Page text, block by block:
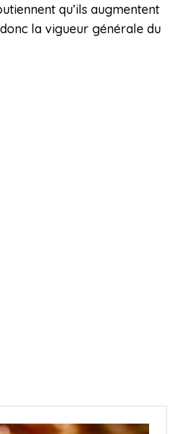
qu’ils augmentent
la vigueur générale du